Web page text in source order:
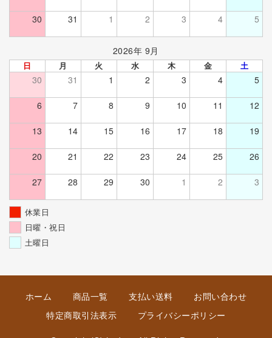
30 31 1 2 3 4 5
2026年 9月
日 月 火 水 木 金 土
30 31 1 2 3 4 5
6 7 8 9 10 11 12
13 14 15 16 17 18 19
20 21 22 23 24 25 26
27 28 29 30 1 2 3
休業日
日曜・祝日
土曜日
ホーム 商品一覧 支払い送料
お問い合わせ
特定商取引法表示
プライバシーポリシー